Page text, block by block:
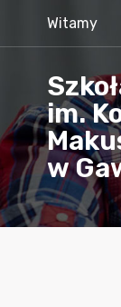
Witamy
im.
w